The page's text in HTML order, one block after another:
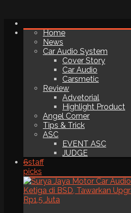
Home
News
Car Audio System
Cover Story
Car Audio
Carsmetic
Review
Advetorial
Highlight Product
Angel Corner
Tips & Trick
ASC
EVENT ASC
JUDGE
6staff
picks